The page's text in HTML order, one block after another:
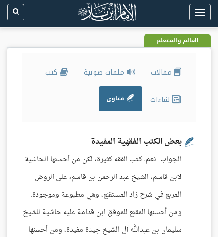
Toggle
navigation
العالم والمتعلم
مقالات ملفات صوتية كتب
لقاءات فتاوى
بعض الكتب الفقهية المفيدة
الجواب: نعم، كتب الفقه كثيرة، لكن من أحسنها الحاشية
لابن قاسم، الشيخ عبد الرحمن بن قاسم، على الروض
المربع في شرح زاد المستقنع، وهي مطبوعة وموجودة.
ومن أحسنها المقنع للموفق ابن قدامة عليه حاشية للشيخ
سليمان بن عبدالله آل الشيخ جيدة مفيدة، ومن أحسنها